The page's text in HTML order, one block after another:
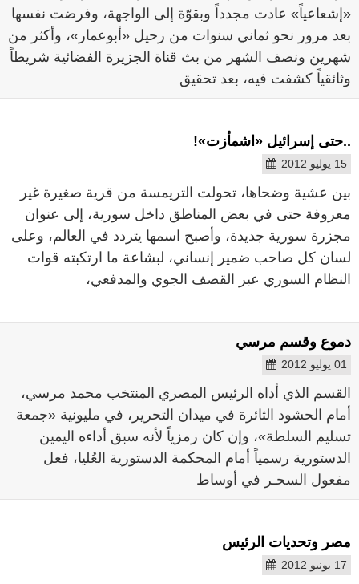
«إشعاعياً» عادت مجدداً وبقوّة إلى الواجهة، وفرضت نفسها
بعد مرور نحو ثماني سنوات من رحيل «أبوعمار»، وأكثر من
شهرين ونصف الشهر من بث قناة الجزيرة الفضائية شريطاً
وثائقياً كشفت فيه، بعد تحقيق
..حتى إسرائيل «اشمأزت»!
15 يوليو 2012
بين عشية وضحاها، تحولت التريمسة من قرية صغيرة غير
معروفة حتى في بعض المناطق داخل سورية، إلى عنوان
مجزرة سورية جديدة، وأصبح اسمها يتردد في العالم، وعلى
لسان كل صاحب ضمير إنساني، لبشاعة ما ارتكبته قوات
النظام السوري عبر القصف الجوي والمدفعي،
دموع وقسم مرسي
01 يوليو 2012
القسم الذي أداه الرئيس المصري المنتخب محمد مرسي،
أمام الحشود الثائرة في ميدان التحرير، في مليونية «جمعة
تسليم السلطة»، وإن كان رمزياً لأنه سبق أداءه اليمين
الدستورية رسمياً أمام المحكمة الدستورية العُليا، فعل
مفعول السحـر في أوساط
مصر وتحديات الرئيس
17 يونيو 2012